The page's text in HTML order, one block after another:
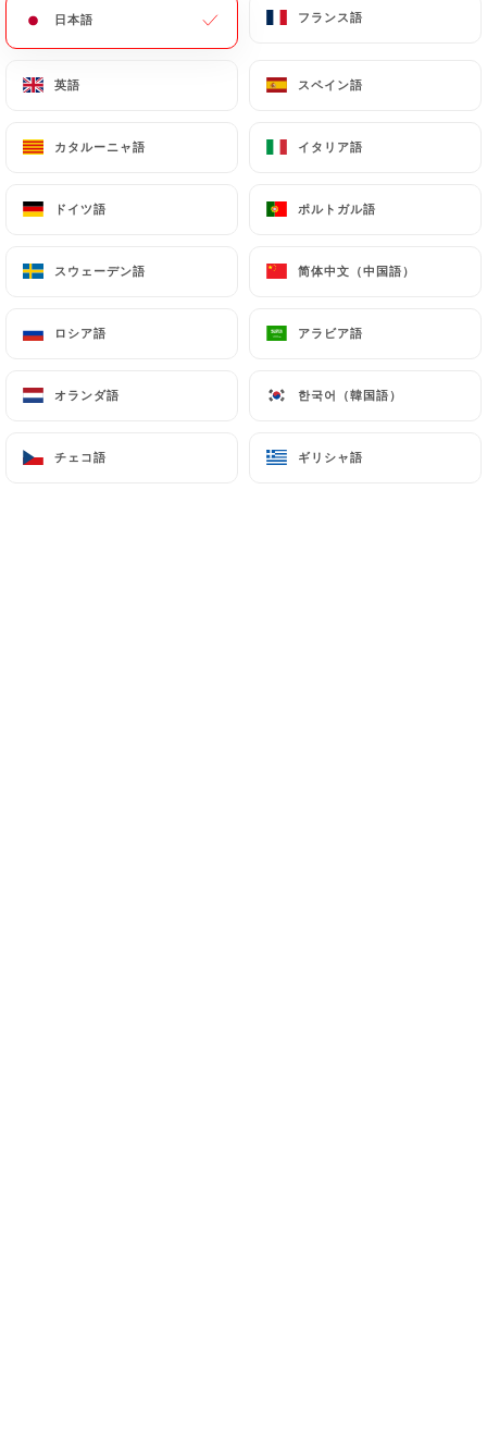
日本語 フランス語
英語 スペイン語
カタルーニャ語 イタリア語
ドイツ語 ポルトガル語
スウェーデン語 简体中文（中国語）
ロシア語 アラビア語
オランダ語 한국어（韓国語）
チェコ語 ギリシャ語
ホーム/ギャラリー
日本語 フランス語
英語 スペイン語
カタルーニャ語 イタリア語
ドイツ語 ポルトガル語
スウェーデン語 简体中文（中国語）
ロシア語 アラビア語
オランダ語 한국어（韓国語）
チェコ語 ギリシャ語